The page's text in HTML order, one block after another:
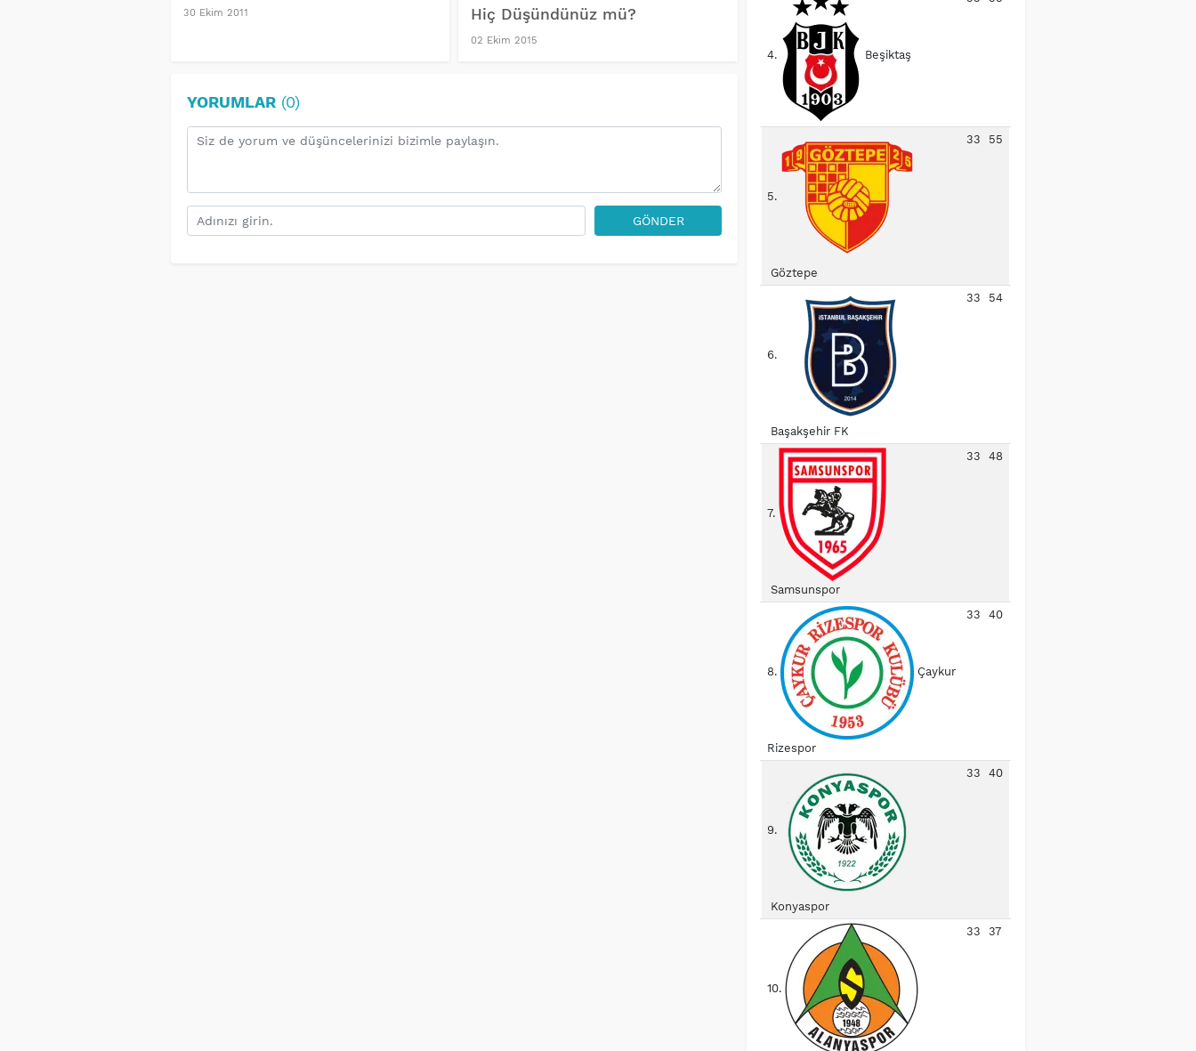
30 Ekim 2011 Hiç Düşündünüz mü?
02 Ekim 2015
YORUMLAR(0)
GÖNDER
4. Beşiktaş
5.
Göztepe
33 55
6.
Başakşehir FK
33 54
7.
Samsunspor
33 48
8. Çaykur
Rizespor
33 40
9.
Konyaspor
33 40
10.
33 37